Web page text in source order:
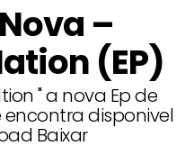
–
(EP)
" a nova Ep de
encontra disponivel
Baixar